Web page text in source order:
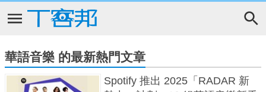
華語音樂 的最新熱門文章
Spotify 推出 2025「RADAR 新